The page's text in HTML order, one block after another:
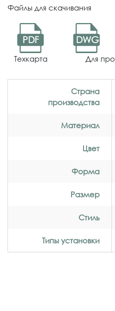
Файлы для скачивания
PDF
Техкарта
DWG
Для
Страна
производства
Материал
Цвет
Форма
Размер
Стиль
Типы установки